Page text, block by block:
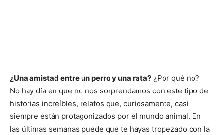
¿Una amistad entre un perro y una rata? ¿Por qué no?
No hay día en que no nos sorprendamos con este tipo de
historias increíbles, relatos que, curiosamente, casi
siempre están protagonizados por el mundo animal. En
las últimas semanas puede que te hayas tropezado con la